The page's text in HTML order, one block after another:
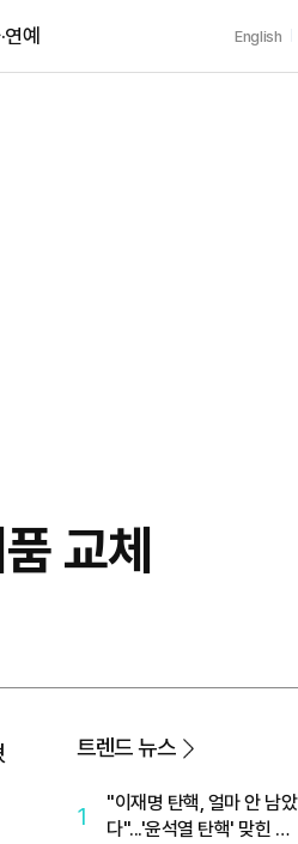
예 English
교체
트렌드 뉴스
1
"이재명 탄핵, 얼마 안 남았
다"...'윤석열 탄핵' 맞힌 무